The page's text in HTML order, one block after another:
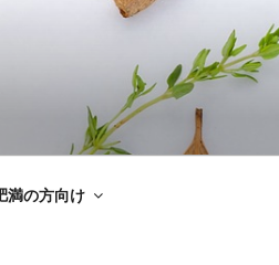
満の方向け